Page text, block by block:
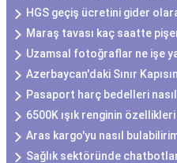
HGS geçiş ücretini gider
Maraş tavası kaç saatte
Uzamsal fotoğraflar ne işe
Azerbaycan'daki Sınır
Pasaport harç bedelleri
6500K ışık renginin özellikleri
Aras kargo'yu nasıl
Sağlık sektöründe chatbotlar